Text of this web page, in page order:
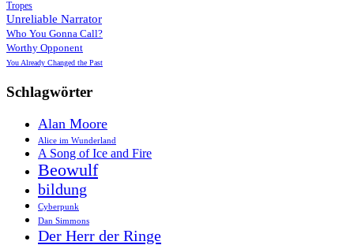
Tropes
Unreliable Narrator
Who You Gonna Call?
Worthy Opponent
You Already Changed the Past
Schlagwörter
Alan Moore
Alice im Wunderland
A Song of Ice and Fire
Beowulf
bildung
Cyberpunk
Dan Simmons
Der Herr der Ringe